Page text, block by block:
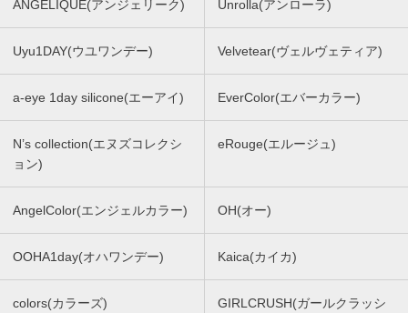
ANGELIQUE(アンジェリーク) Unrolla(アンローラ)
Uyu1DAY(ウユワンデー) Velvetear(ヴェルヴェティア)
a-eye 1day silicone(エーアイ) EverColor(エバーカラー)
N’s collection(エヌズコレクシ
ョン)
eRouge(エルージュ)
AngelColor(エンジェルカラー) OH(オー)
OOHA1day(オハワンデー) Kaica(カイカ)
colors(カラーズ)
GIRLCRUSH(ガールクラッシ